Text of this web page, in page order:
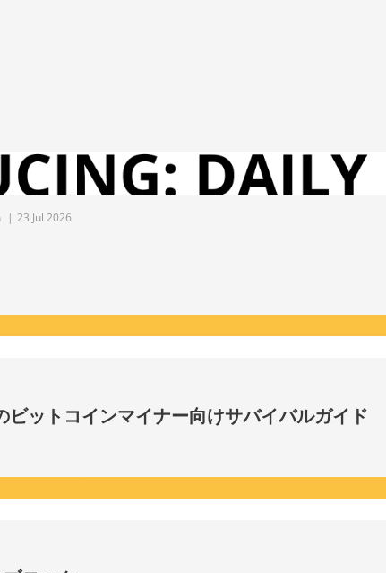
| 23 Jul 2026
ットコインマイナー向けサバイバルガイド